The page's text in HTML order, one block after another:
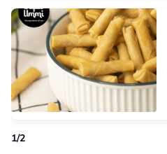
1/2